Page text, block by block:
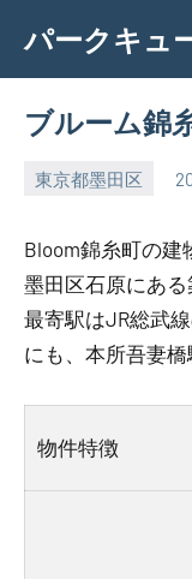
content
パークキュ
ブルーム錦
東京都墨田区
Bloom錦糸町の建
墨田区石原にある
最寄駅はJR総武
にも、本所吾妻橋
物件特徴